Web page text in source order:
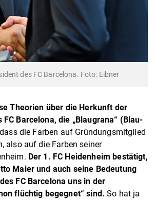
des FC Barcelona. Foto: Eibner
Theorien über die Herkunft der
Barcelona, die „Blaugrana“ (Blau-
die Farben auf Gründungsmitglied
also auf die Farben seiner
Der 1. FC Heidenheim bestätigt,
Maier und auch seine Bedeutung
FC Barcelona uns in der
flüchtig begegnet“ sind.So hat ja